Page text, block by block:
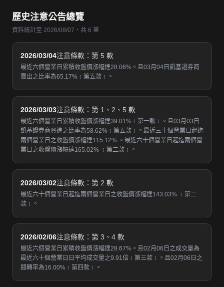
歷史注意公告總覽
資料統計至 2026/08/07・共 6 筆
2026/03/04注意條款：第 5 款
最近六個營業日累積收盤價漲幅達28.06%。且03月04日凱基證券商
賣出之比率為65.17%﹝第五款﹞。
2026/03/03注意條款：第 1、2、5 款
最近六個營業日累積收盤價漲幅達39.01%﹝第一款﹞。且03月03日
凱基證券商買進之比率為58.62%﹝第五款﹞。最近三十個營業日起迄
兩個營業日之收盤價漲幅達115.12% 。最近六十個營業日起迄兩個營
業日之收盤價漲幅達165.02% ﹝第二款﹞。
2026/03/02注意條款：第 2 款
最近六十個營業日起迄兩個營業日之收盤價漲幅達143.03% ﹝第二
款﹞。
2026/02/06注意條款：第 3、4 款
最近六個營業日累積收盤價漲幅達28.67%。且02月06日之成交量為
最近六十個營業日日平均成交量之9.91倍﹝第三款﹞。且02月06日之
週轉率為16.00%﹝第四款﹞。